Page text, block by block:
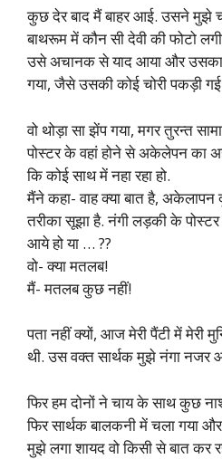
कुछ देर बाद मैं बाहर आई. उसने मुझे
बाथरूम में कौन सी देवी की फोटो
उसे अचानक से याद आया और उसका
गया, जैसे उसकी कोई चोरी पकड़ी गई
वो थोड़ा सा झेंप गया, मगर तुरन्त
पोस्टर के वहां होने से अकेलेपन का
कि कोई साथ में नहा रहा हो.
मैंने कहा- वाह क्या बात है,
तरीका सूझा है. नंगी लड़की के
आये हो या … ??
वो- क्या मतलब!
मैं- मतलब कुछ नहीं!
पता नहीं क्यों, आज मेरी पैंटी में मेरी
थी. उस वक्त सार्थक मुझे नंगा नजर
फिर हम दोनों ने चाय के साथ कुछ
फिर सार्थक बालकनी में चला गया
मुझे लगा शायद वो किसी से बात कर